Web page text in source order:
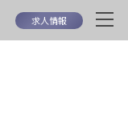
求人情報